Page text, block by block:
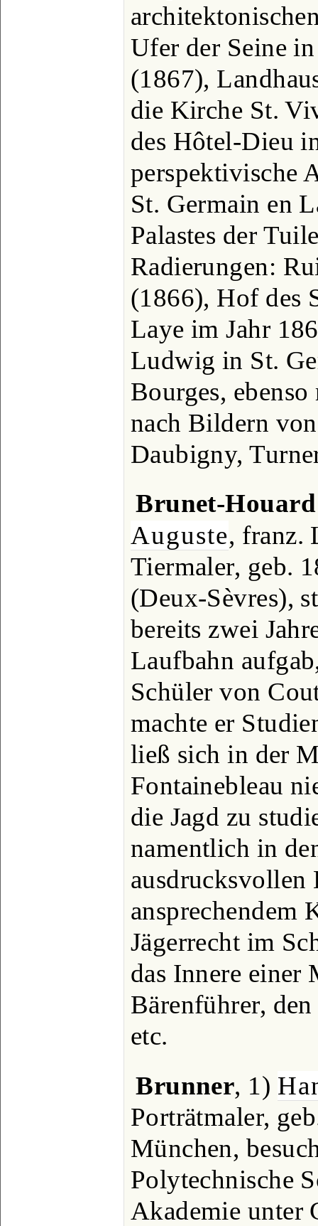
Ufer der Seine
(1867),
die Kirche St.
des Hôtel-Dieu
perspektivische
St. Germain en
Palastes der
Radierungen:
(1866), Hof des
Laye im Jahr
Ludwig in St.
Bourges,
nach Bildern
Daubigny,
Brunet-Houard
Auguste, franz.
Tiermaler, geb.
(Deux-Sèvres),
bereits zwei
Laufbahn
Schüler von
machte er
ließ sich in der
Fontainebleau
die Jagd zu
namentlich in
ansprechendem
Jägerrecht im
das Innere einer
Bärenführer,
etc.
Brunner, 1)
Porträtmaler,
München,
Polytechnische
Akademie unter